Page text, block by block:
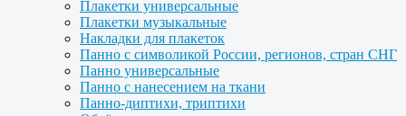
Плакетки универсальные
Плакетки музыкальные
Накладки для плакеток
Панно с символикой России, регионов, стран СНГ
Панно универсальные
Панно с нанесением на ткани
Панно-диптихи, триптихи